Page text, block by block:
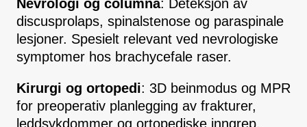
Nevrologi og columna: Deteksjon av
discusprolaps, spinalstenose og paraspinale
lesjoner. Spesielt relevant ved nevrologiske
symptomer hos brachycefale raser.
Kirurgi og ortopedi: 3D beinmodus og MPR
for preoperativ planlegging av frakturer,
leddsykdommer og ortopediske inngrep.